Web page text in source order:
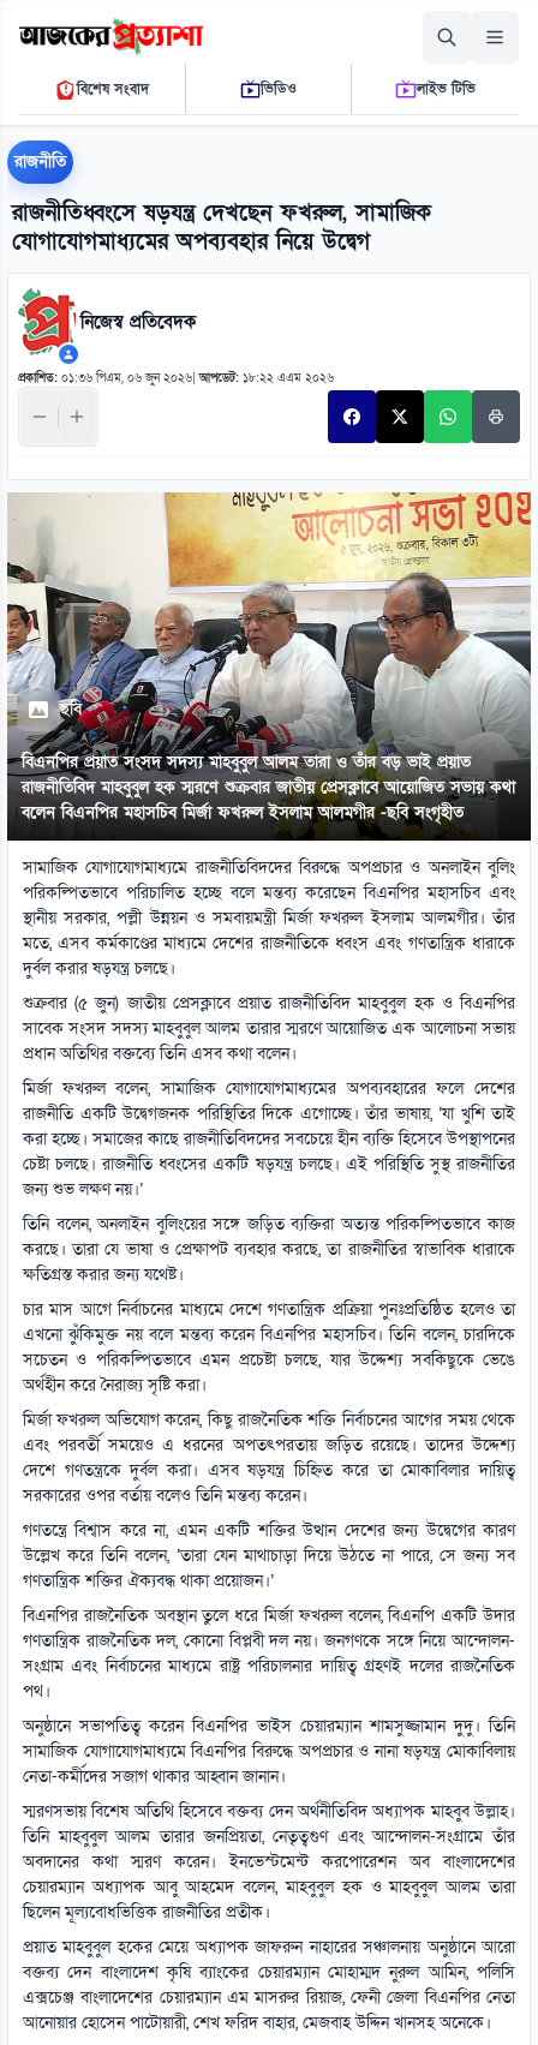
শনিবার, ০৮ আগস্ট ২০২৬
০১:১৭:৫৮ এ.এম.THE DAILY AJKER PROTTASHA
বিশেষ সংবাদ ভিডিও লাইভ টিভি
রাজনীতি
রাজনীতিধ্বংসে ষড়যন্ত্র দেখছেন ফখরুল, সামাজিক
যোগাযোগমাধ্যমের অপব্যবহার নিয়ে উদ্বেগ
নিজেস্ব প্রতিবেদক
প্রকাশিত: ০১:৩৬ পিএম, ০৬ জুন ২০২৬ |আপডেট: ১৮:২২ এএম ২০২৬
ছবি
বিএনপির প্রয়াত সংসদ সদস্য মাহবুবুল আলম তারা ও তাঁর বড় ভাই প্রয়াত
রাজনীতিবিদ মাহবুবুল হক স্মরণে শুক্রবার জাতীয় প্রেসক্লাবে আয়োজিত সভায় কথা
বলেন বিএনপির মহাসচিব মির্জা ফখরুল ইসলাম আলমগীর -ছবি সংগৃহীত
সামাজিক যোগাযোগমাধ্যমে রাজনীতিবিদদের বিরুদ্ধে অপপ্রচার ও অনলাইন বুলিং
পরিকল্পিতভাবে পরিচালিত হচ্ছে বলে মন্তব্য করেছেন বিএনপির মহাসচিব এবং
স্থানীয় সরকার, পল্লী উন্নয়ন ও সমবায়মন্ত্রী মির্জা ফখরুল ইসলাম আলমগীর। তাঁর
মতে, এসব কর্মকাণ্ডের মাধ্যমে দেশের রাজনীতিকে ধ্বংস এবং গণতান্ত্রিক ধারাকে
দুর্বল করার ষড়যন্ত্র চলছে।
শুক্রবার (৫ জুন) জাতীয় প্রেসক্লাবে প্রয়াত রাজনীতিবিদ মাহবুবুল হক ও বিএনপির
সাবেক সংসদ সদস্য মাহবুবুল আলম তারার স্মরণে আয়োজিত এক আলোচনা সভায়
প্রধান অতিথির বক্তব্যে তিনি এসব কথা বলেন।
মির্জা ফখরুল বলেন, সামাজিক যোগাযোগমাধ্যমের অপব্যবহারের ফলে দেশের
রাজনীতি একটি উদ্বেগজনক পরিস্থিতির দিকে এগোচ্ছে। তাঁর ভাষায়, ‘যা খুশি তাই
করা হচ্ছে। সমাজের কাছে রাজনীতিবিদদের সবচেয়ে হীন ব্যক্তি হিসেবে উপস্থাপনের
চেষ্টা চলছে। রাজনীতি ধ্বংসের একটি ষড়যন্ত্র চলছে। এই পরিস্থিতি সুস্থ রাজনীতির
জন্য শুভ লক্ষণ নয়।’
তিনি বলেন, অনলাইন বুলিংয়ের সঙ্গে জড়িত ব্যক্তিরা অত্যন্ত পরিকল্পিতভাবে কাজ
করছে। তারা যে ভাষা ও প্রেক্ষাপট ব্যবহার করছে, তা রাজনীতির স্বাভাবিক ধারাকে
ক্ষতিগ্রস্ত করার জন্য যথেষ্ট।
চার মাস আগে নির্বাচনের মাধ্যমে দেশে গণতান্ত্রিক প্রক্রিয়া পুনঃপ্রতিষ্ঠিত হলেও তা
এখনো ঝুঁকিমুক্ত নয় বলে মন্তব্য করেন বিএনপির মহাসচিব। তিনি বলেন, চারদিকে
সচেতন ও পরিকল্পিতভাবে এমন প্রচেষ্টা চলছে, যার উদ্দেশ্য সবকিছুকে ভেঙে
অর্থহীন করে নৈরাজ্য সৃষ্টি করা।
মির্জা ফখরুল অভিযোগ করেন, কিছু রাজনৈতিক শক্তি নির্বাচনের আগের সময় থেকে
এবং পরবর্তী সময়েও এ ধরনের অপতৎপরতায় জড়িত রয়েছে। তাদের উদ্দেশ্য
দেশে গণতন্ত্রকে দুর্বল করা। এসব ষড়যন্ত্র চিহ্নিত করে তা মোকাবিলার দায়িত্ব
সরকারের ওপর বর্তায় বলেও তিনি মন্তব্য করেন।
গণতন্ত্রে বিশ্বাস করে না, এমন একটি শক্তির উত্থান দেশের জন্য উদ্বেগের কারণ
উল্লেখ করে তিনি বলেন, ‘তারা যেন মাথাচাড়া দিয়ে উঠতে না পারে, সে জন্য সব
গণতান্ত্রিক শক্তির ঐক্যবদ্ধ থাকা প্রয়োজন।’
বিএনপির রাজনৈতিক অবস্থান তুলে ধরে মির্জা ফখরুল বলেন, বিএনপি একটি উদার
গণতান্ত্রিক রাজনৈতিক দল, কোনো বিপ্লবী দল নয়। জনগণকে সঙ্গে নিয়ে আন্দোলন-
সংগ্রাম এবং নির্বাচনের মাধ্যমে রাষ্ট্র পরিচালনার দায়িত্ব গ্রহণই দলের রাজনৈতিক
পথ।
অনুষ্ঠানে সভাপতিত্ব করেন বিএনপির ভাইস চেয়ারম্যান শামসুজ্জামান দুদু। তিনি
সামাজিক যোগাযোগমাধ্যমে বিএনপির বিরুদ্ধে অপপ্রচার ও নানা ষড়যন্ত্র মোকাবিলায়
নেতা-কর্মীদের সজাগ থাকার আহ্বান জানান।
স্মরণসভায় বিশেষ অতিথি হিসেবে বক্তব্য দেন অর্থনীতিবিদ অধ্যাপক মাহবুব উল্লাহ।
তিনি মাহবুবুল আলম তারার জনপ্রিয়তা, নেতৃত্বগুণ এবং আন্দোলন-সংগ্রামে তাঁর
অবদানের কথা স্মরণ করেন। ইনভেস্টমেন্ট করপোরেশন অব বাংলাদেশের
চেয়ারম্যান অধ্যাপক আবু আহমেদ বলেন, মাহবুবুল হক ও মাহবুবুল আলম তারা
ছিলেন মূল্যবোধভিত্তিক রাজনীতির প্রতীক।
প্রয়াত মাহবুবুল হকের মেয়ে অধ্যাপক জাফরুন নাহারের সঞ্চালনায় অনুষ্ঠানে আরো
বক্তব্য দেন বাংলাদেশ কৃষি ব্যাংকের চেয়ারম্যান মোহাম্মদ নুরুল আমিন, পলিসি
এক্সচেঞ্জ বাংলাদেশের চেয়ারম্যান এম মাসরুর রিয়াজ, ফেনী জেলা বিএনপির নেতা
আনোয়ার হোসেন পাটোয়ারী, শেখ ফরিদ বাহার, মেজবাহ উদ্দিন খানসহ অনেকে।